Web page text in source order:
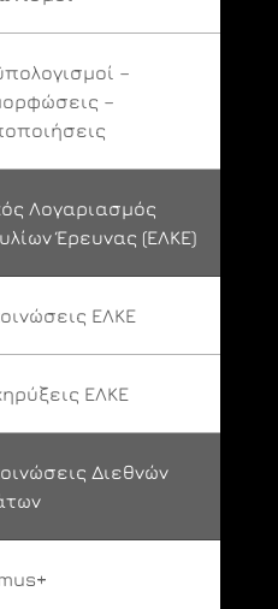
–
–
Λογαριασμός
Έρευνας (ΕΛΚΕ)
ΕΛΚΕ
ΕΛΚΕ
Διεθνών